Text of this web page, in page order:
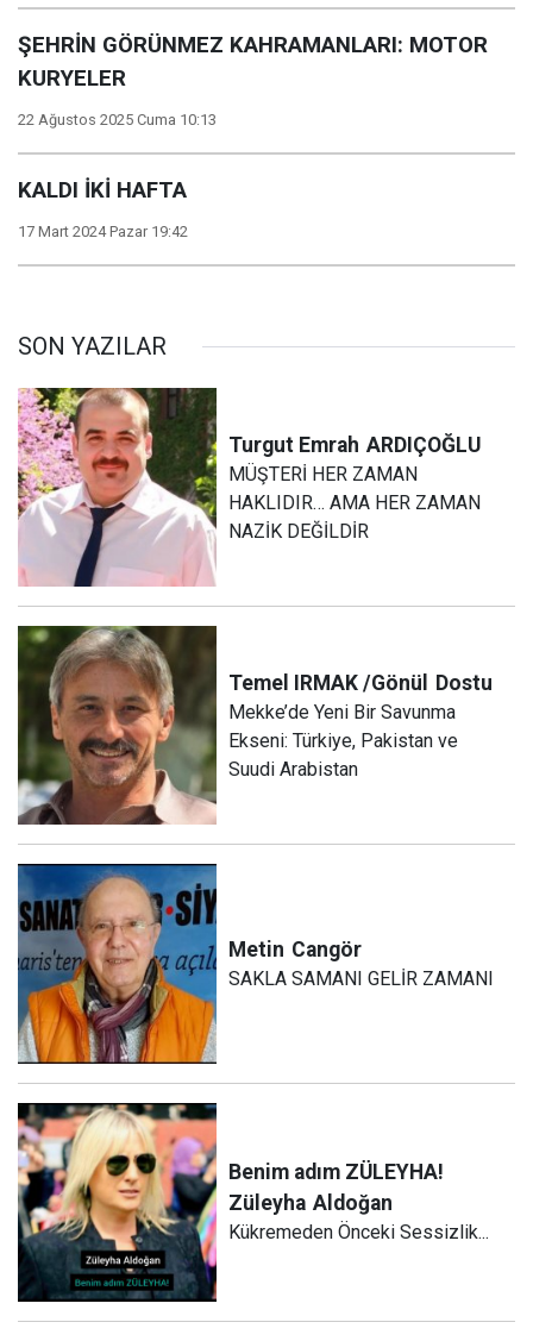
ŞEHRİN GÖRÜNMEZ KAHRAMANLARI: MOTOR
KURYELER
22 Ağustos 2025 Cuma 10:13
KALDI İKİ HAFTA
17 Mart 2024 Pazar 19:42
SON YAZILAR
Turgut Emrah ARDIÇOĞLU
MÜŞTERİ HER ZAMAN
HAKLIDIR… AMA HER ZAMAN
NAZİK DEĞİLDİR
Temel IRMAK /Gönül Dostu
Mekke’de Yeni Bir Savunma
Ekseni: Türkiye, Pakistan ve
Suudi Arabistan
Metin Cangör
SAKLA SAMANI GELİR ZAMANI
Benim adım ZÜLEYHA!
Züleyha Aldoğan
Kükremeden Önceki Sessizlik...